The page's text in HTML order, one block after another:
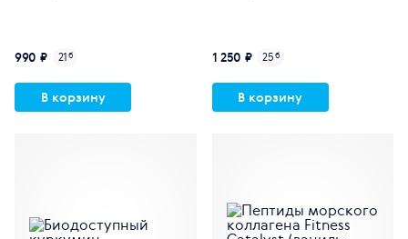
990 ₽ 21б
В корзину
1 250 ₽ 25б
В корзину